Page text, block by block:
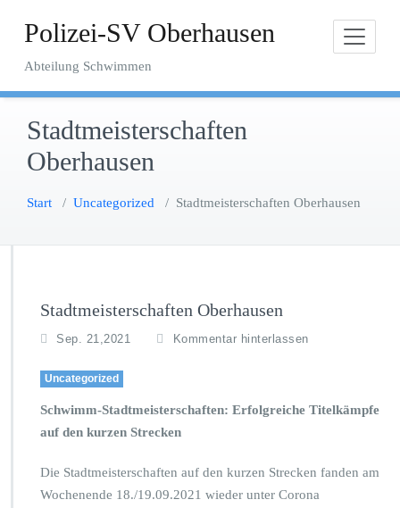
InhaltPolizei-SV Oberhausen
Abteilung Schwimmen
Stadtmeisterschaften
Oberhausen
Start / Uncategorized / Stadtmeisterschaften Oberhausen
Stadtmeisterschaften Oberhausen
Sep. 21,2021 Kommentar hinterlassen
Uncategorized
Schwimm-Stadtmeisterschaften: Erfolgreiche Titelkämpfe
auf den kurzen Strecken
Die Stadtmeisterschaften auf den kurzen Strecken fanden am
Wochenende 18./19.09.2021 wieder unter Corona